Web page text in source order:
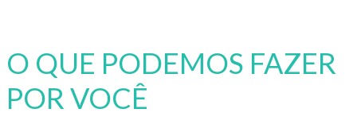
O QUE PODEMOS FAZER
POR VOCÊ